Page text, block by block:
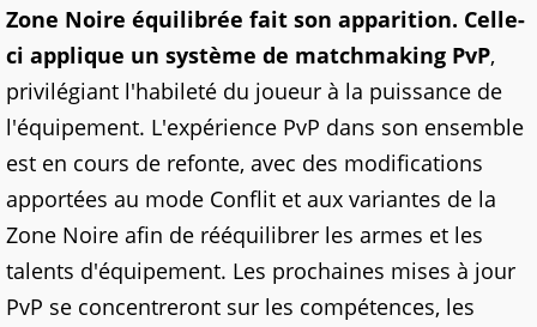
Zone Noire équilibrée fait son apparition. Celle-
ci applique un système de matchmaking PvP,
privilégiant l'habileté du joueur à la puissance de
l'équipement. L'expérience PvP dans son ensemble
est en cours de refonte, avec des modifications
apportées au mode Conflit et aux variantes de la
Zone Noire afin de rééquilibrer les armes et les
talents d'équipement. Les prochaines mises à jour
PvP se concentreront sur les compétences, les